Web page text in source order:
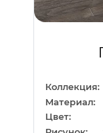
Коллекция:
Материал:
Цвет: